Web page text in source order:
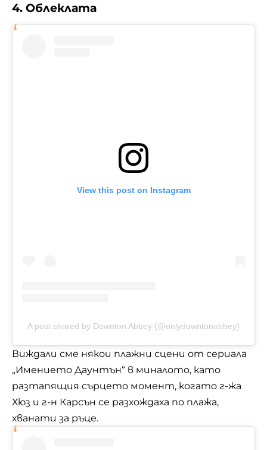
4. Облеклата
View this post on Instagram
A post shared by Downton Abbey (@onlydowntonabbey)
Виждали сме някои плажни сцени от сериала
„Имението Даунтън“ в миналото, като
разтапящия сърцето момент, когато г-жа
Хюз и г-н Карсън се разхождаха по плажа,
хванати за ръце.